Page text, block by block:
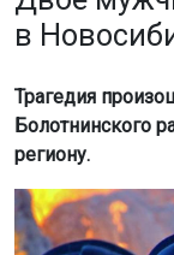
в
Трагедия
Болотнинского
региону.